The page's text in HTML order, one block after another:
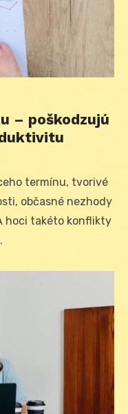
– poškodzujú
termínu, tvorivé
občasné nezhody
hoci takéto konflikty